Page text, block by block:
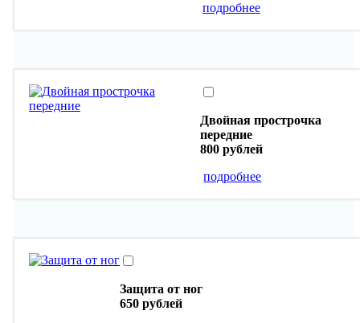
подробнее
Двойная прострочка
передние
800 рублей
подробнее
Защита от ног
650 рублей